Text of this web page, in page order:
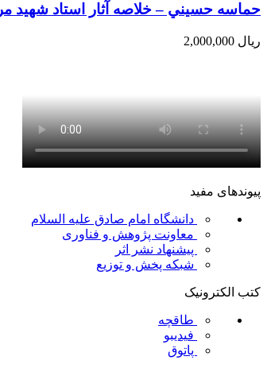
حماسه حسيني – خلاصه آثار استاد
ریال
پیوندهای مفید
دانشگاه امام صادق علیه السلام
معاونت پژوهش و فناوری
پیشنهاد نشر اثر
شبکه پخش و توزیع
کتب الکترونیک
طاقچه
فیدیبو
پاتوق